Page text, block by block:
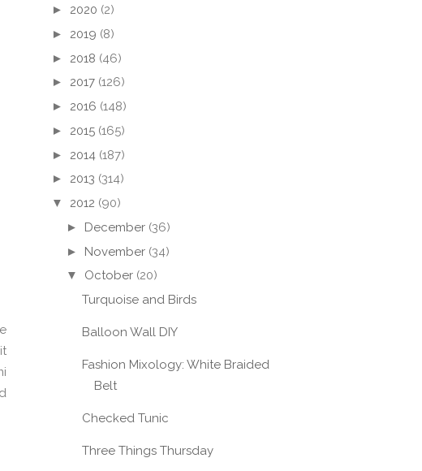
► 2020 (2)
► 2019 (8)
► 2018 (46)
► 2017 (126)
► 2016 (148)
► 2015 (165)
► 2014 (187)
► 2013 (314)
▼ 2012 (90)
► December (36)
► November (34)
▼ October (20)
Turquoise and Birds
Balloon Wall DIY
Fashion Mixology: White Braided
Belt
Checked Tunic
Three Things Thursday